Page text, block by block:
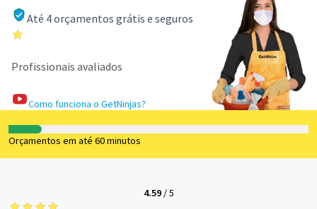
Até 4 orçamentos grátis e seguros
Profissionais avaliados
Como funciona o GetNinjas?
Orçamentos em até 60 minutos
4.59/5